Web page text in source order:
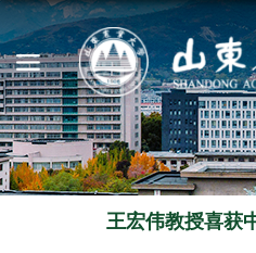
王宏伟教授喜获